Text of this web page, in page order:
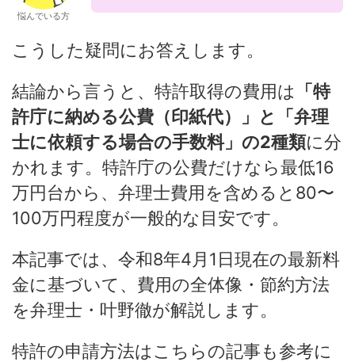
悩んでいる方
こうした疑問にお答えします。
結論から言うと、特許取得の費用は
「特
許庁に納める公費（印紙代）」と「弁理
士に依頼する場合の手数料」の2種類に分
かれます。特許庁の公費だけなら最低16
万円台から、弁理士費用を含めると80〜
100万円程度が一般的な目安です。
本記事では、令和8年4月1日現在の最新料
金に基づいて、費用の全体像・節約方法
を弁理士・叶野徹が解説します。
特許の申請方法はこちらの記事も参考に